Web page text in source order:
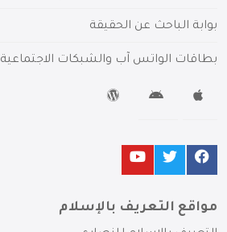
بوابة الباحث عن الحقيقة
بطاقات الواتس آب والشبكات الاجتماعية
مواقع التعريف بالإسلام